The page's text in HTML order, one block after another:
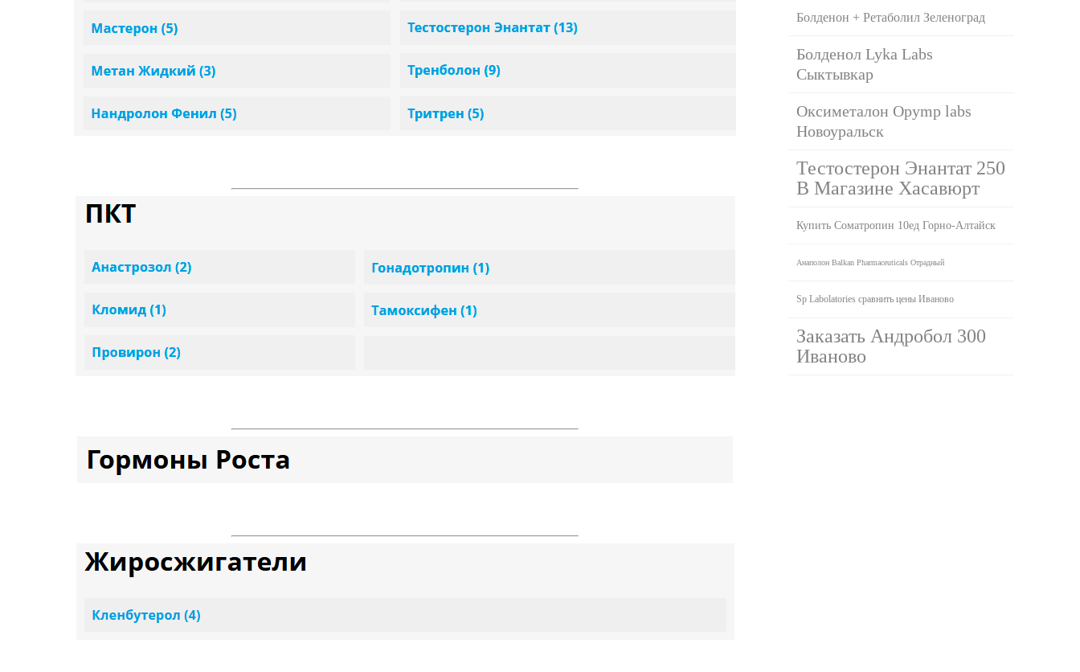
Болденон + Ретаболил Зеленоград
Болденол Lyka Labs
Сыктывкар
Оксиметалон Opymp labs
Новоуральск
Тестостерон Энантат 250
В Магазине Хасавюрт
Купить Cоматропин 10ед Горно-Алтайск
Анаполон Balkan Pharmaceuticals Отрадный
Sp Labolatories сравнить цены Иваново
Заказать Андробол 300
Иваново